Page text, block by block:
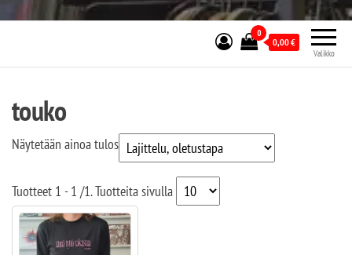
kivijalkakauppa Helsingissä Kallion
sydämessä.
Valikko
0
0,00€
touko
Näytetään ainoa tulos
Tuotteet 1 - 1 /1. Tuotteita sivulla